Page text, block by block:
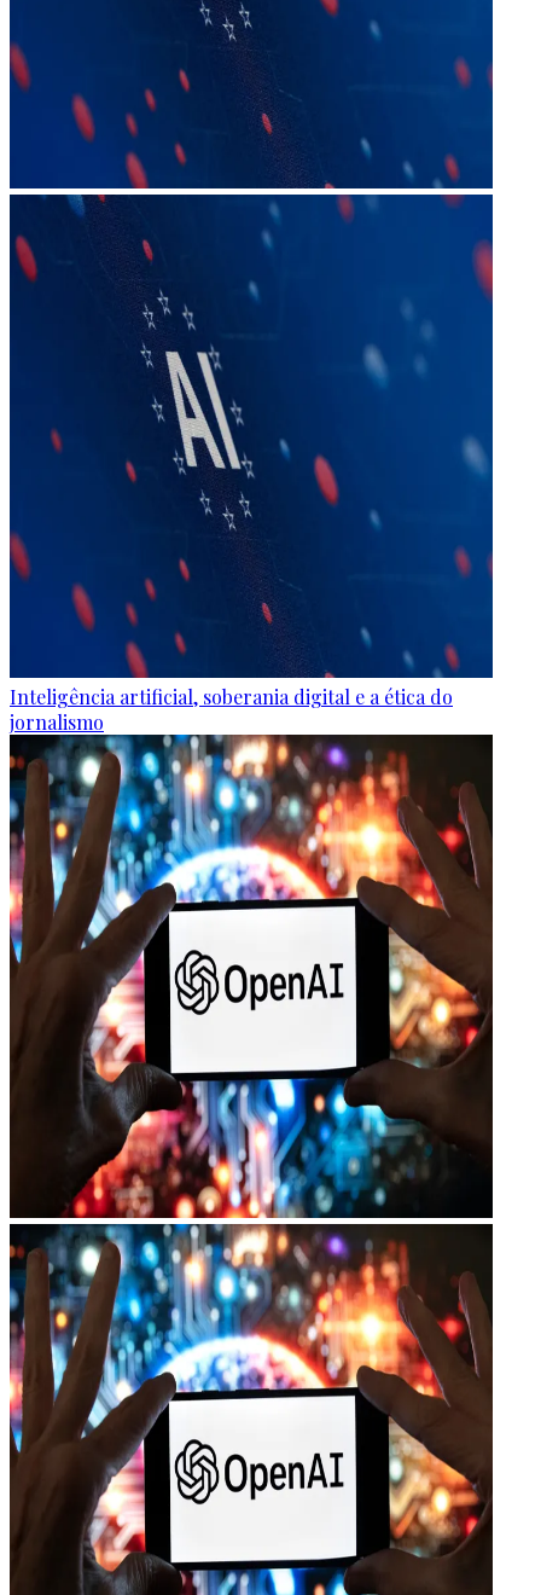
Inteligência artificial, soberania digital e a ética do
jornalismo